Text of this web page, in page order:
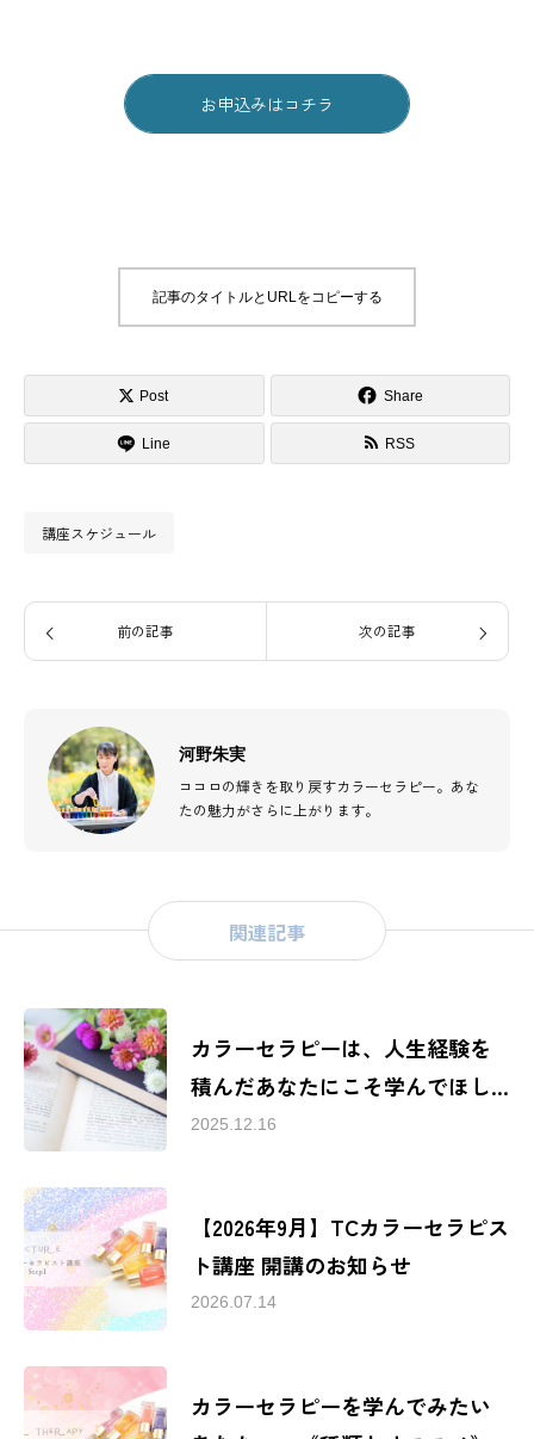
お申込みはコチラ
記事のタイトルとURLをコピーする
Post Share
Line RSS
講座スケジュール
前の記事 次の記事
河野朱実
ココロの輝きを取り戻すカラーセラピー。あな
たの魅力がさらに上がります。
関連記事
カラーセラピーは、人生経験を
積んだあなたにこそ学んでほし
い
2025.12.16
【2026年9月】TCカラーセラピス
ト講座 開講のお知らせ
2026.07.14
カラーセラピーを学んでみたい